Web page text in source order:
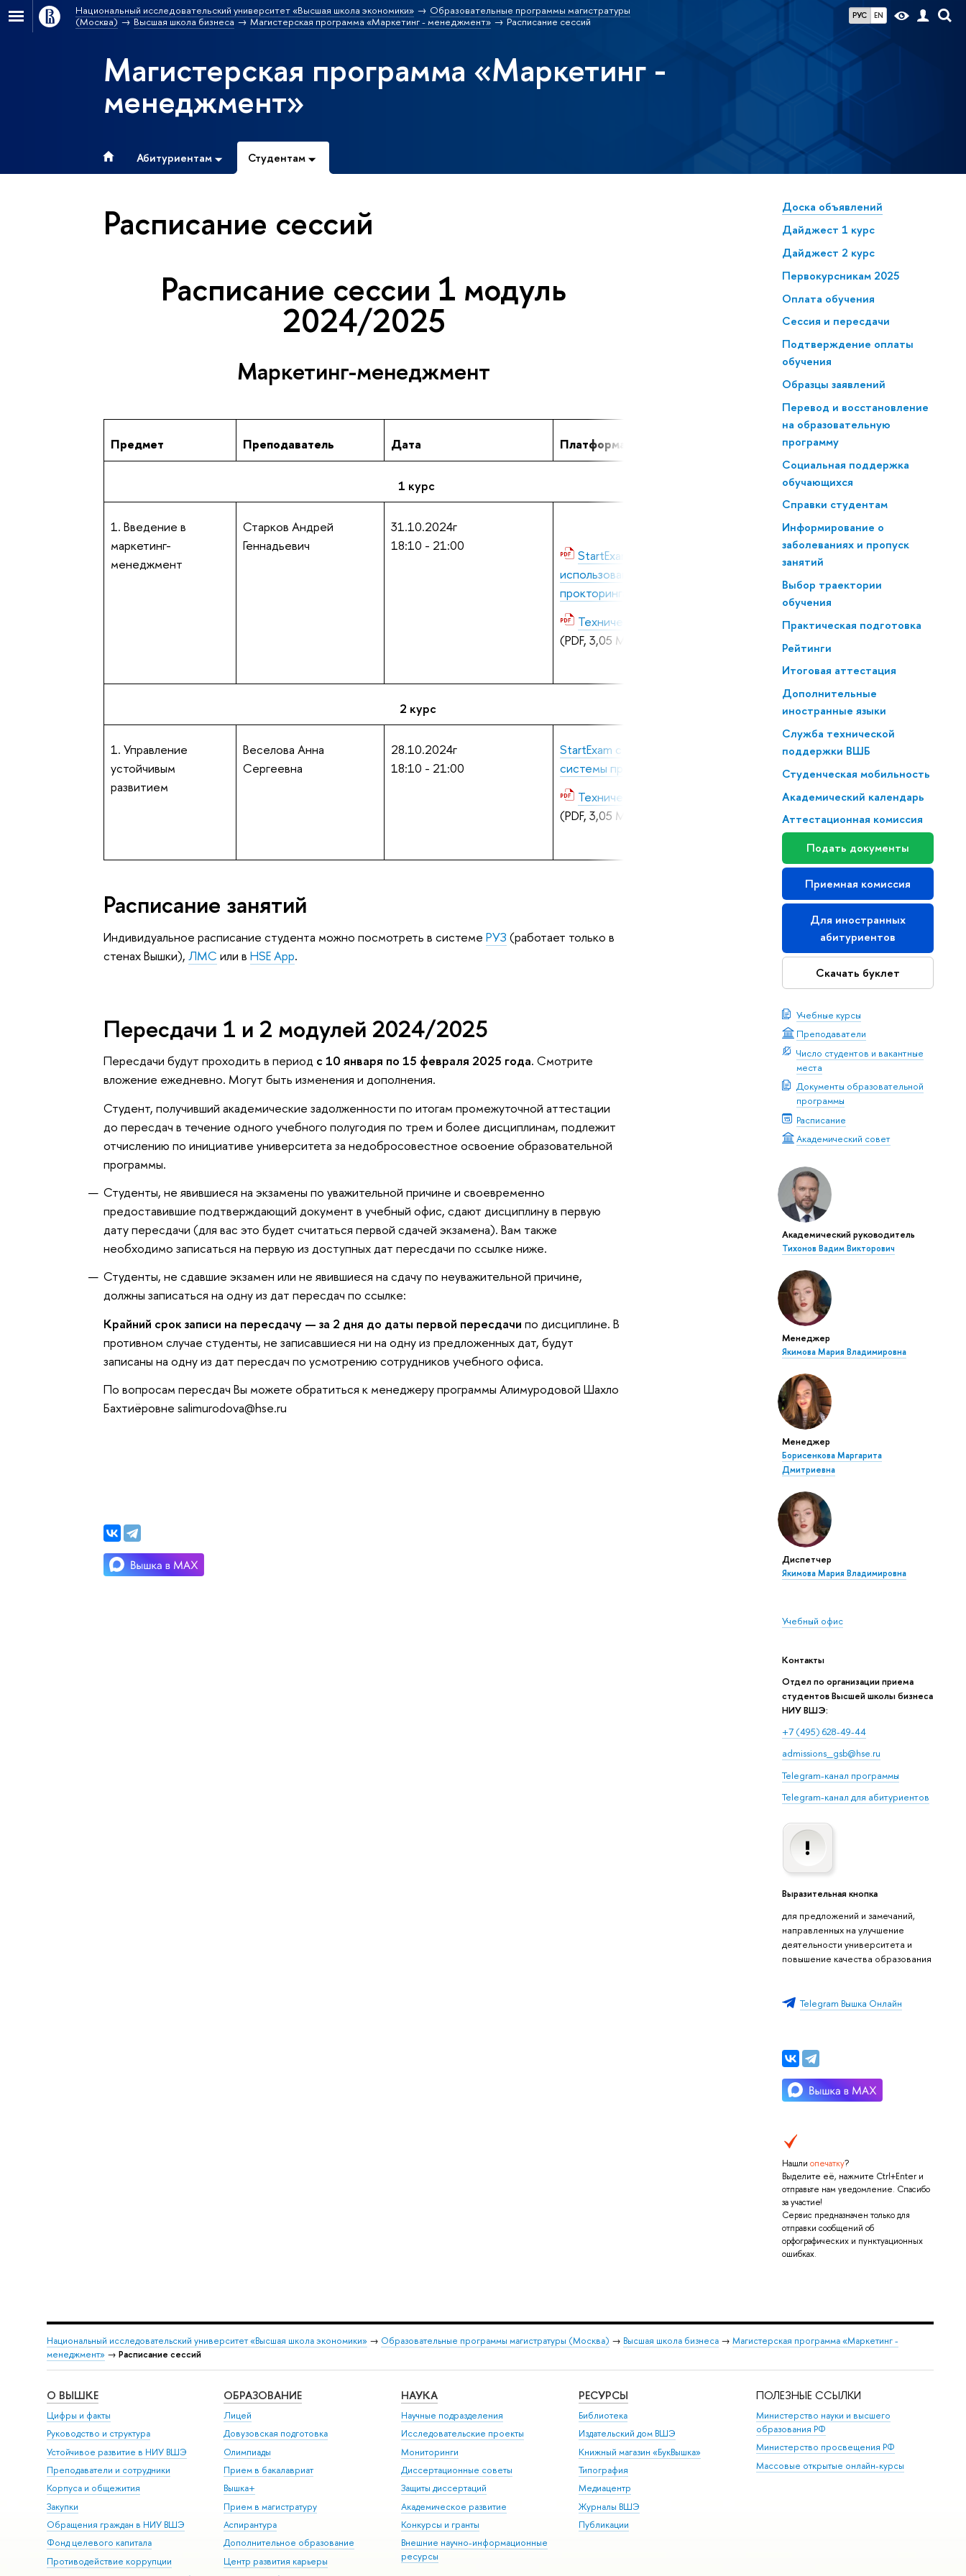
РУС EN
Национальный исследовательский университет «Высшая школа экономики»
Образовательные программы магистратуры
(Москва)
Высшая школа бизнеса Магистерская программа «Маркетинг - менеджмент» Расписание сессий
Магистерская программа «Маркетинг -
менеджмент»
Абитуриентам Студентам
Доска объявлений
Дайджест 1 курс
Дайджест 2 курс
Первокурсникам 2025
Оплата обучения
Сессия и пересдачи
Подтверждение оплаты
обучения
Образцы заявлений
Перевод и восстановление
на образовательную
программу
Социальная поддержка
обучающихся
Справки студентам
Информирование о
заболеваниях и пропуск
занятий
Выбор траектории
обучения
Практическая подготовка
Рейтинги
Итоговая аттестация
Дополнительные
иностранные языки
Служба технической
поддержки ВШБ
Студенческая мобильность
Академический календарь
Аттестационная комиссия
Подать документы
Приемная комиссия
Для иностранных
абитуриентов
Скачать буклет
Учебные курсы
Преподаватели
Число студентов и вакантные
места
Документы образовательной
программы
Расписание
Академический совет
Академический руководитель
Тихонов Вадим Викторович
Менеджер
Якимова Мария Владимировна
Менеджер
Борисенкова Маргарита
Дмитриевна
Диспетчер
Якимова Мария Владимировна
Учебный офис
Контакты
Отдел по организации приема
студентов Высшей школы бизнеса
НИУ ВШЭ:
+7 (495) 628-49-44
admissions_gsb@hse.ru
Telegram-канал программы
Telegram-канал для абитуриентов
Выразительная кнопка
для предложений и замечаний,
направленных на улучшение
деятельности университета и
повышение качества образования
Telegram Вышка Онлайн
Нашли опечатку?
Выделите её, нажмите Ctrl+Enter и
отправьте нам уведомление. Спасибо
за участие!
Сервис предназначен только для
отправки сообщений об
орфографических и пунктуационных
ошибках.
Расписание сессий
Расписание сессии 1 модуль
2024/2025
Маркетинг-менеджмент
Предмет Преподаватель Дата Платформа
1 курс
1. Введение в
маркетинг-
менеджмент
Старков Андрей
Геннадьевич
31.10.2024г
18:10 - 21:00
StartExam с
использованием системы
прокторинга
Техническая инструкция
(PDF, 3,05 Мб)
2 курс
1. Управление
устойчивым
развитием
Веселова Анна
Сергеевна
28.10.2024г
18:10 - 21:00
StartExam с использованием
системы прокторинга
Техническая инструкция
(PDF, 3,05 Мб)
Расписание занятий
Индивидуальное расписание студента можно посмотреть в системеРУЗ (работает только в
стенах Вышки),ЛМС или вHSE App.
Пересдачи 1 и 2 модулей 2024/2025
Пересдачи будут проходить в период с 10 января по 15 февраля 2025 года. Смотрите
вложение ежедневно. Могут быть изменения и дополнения.
Студент, получивший академические задолженности по итогам промежуточной аттестации
до пересдач в течение одного учебного полугодия по трем и более дисциплинам, подлежит
отчислению по инициативе университета за недобросовестное освоение образовательной
программы.
Студенты, не явившиеся на экзамены по уважительной причине и своевременно
предоставившие подтверждающий документ в учебный офис, сдают дисциплину в первую
дату пересдачи (для вас это будет считаться первой сдачей экзамена). Вам также
необходимо записаться на первую из доступных дат пересдачи по ссылке ниже.
Студенты, не сдавшие экзамен или не явившиеся на сдачу по неуважительной причине,
должны записаться на одну из дат пересдач по ссылке:
Крайний срок записи на пересдачу — за 2 дня до даты первой пересдачи по дисциплине. В
противном случае студенты, не записавшиеся ни на одну из предложенных дат, будут
записаны на одну из дат пересдач по усмотрению сотрудников учебного офиса.
По вопросам пересдач Вы можете обратиться к менеджеру программы Алимуродовой Шахло
Бахтиёровне salimurodova@hse.ru
Национальный исследовательский университет «Высшая школа экономики» → Образовательные программы магистратуры (Москва) → Высшая школа бизнеса→ Магистерская программа «Маркетинг -
менеджмент» → Расписание сессий
О ВЫШКЕ
Цифры и факты
Руководство и структура
Устойчивое развитие в НИУ ВШЭ
Преподаватели и сотрудники
Корпуса и общежития
Закупки
Обращения граждан в НИУ ВШЭ
Фонд целевого капитала
Противодействие коррупции
ОБРАЗОВАНИЕ
Лицей
Довузовская подготовка
Олимпиады
Прием в бакалавриат
Вышка+
Прием в магистратуру
Аспирантура
Дополнительное образование
Центр развития карьеры
НАУКА
Научные подразделения
Исследовательские проекты
Мониторинги
Диссертационные советы
Защиты диссертаций
Академическое развитие
Конкурсы и гранты
Внешние научно-информационные
ресурсы
РЕСУРСЫ
Библиотека
Издательский дом ВШЭ
Книжный магазин «БукВышка»
Типография
Медиацентр
Журналы ВШЭ
Публикации
ПОЛЕЗНЫЕ ССЫЛКИ
Министерство науки и высшего
образования РФ
Министерство просвещения РФ
Массовые открытые онлайн-курсы